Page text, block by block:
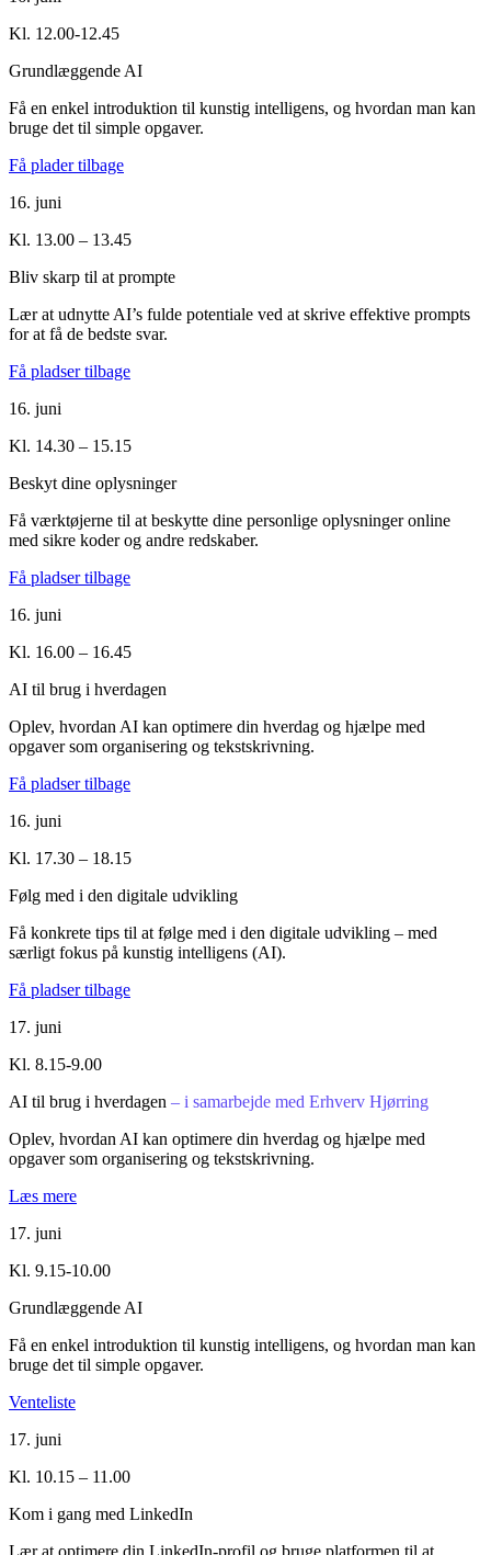
Kl. 12.00-12.45
Grundlæggende AI
Få en enkel introduktion til kunstig intelligens, og hvordan man kan
bruge det til simple opgaver.
Få plader tilbage
16. juni
Kl. 13.00 – 13.45
Bliv skarp til at prompte
Lær at udnytte AI’s fulde potentiale ved at skrive effektive prompts
for at få de bedste svar.
Få pladser tilbage
16. juni
Kl. 14.30 – 15.15
Beskyt dine oplysninger
Få værktøjerne til at beskytte dine personlige oplysninger online
med sikre koder og andre redskaber.
Få pladser tilbage
16. juni
Kl. 16.00 – 16.45
AI til brug i hverdagen
Oplev, hvordan AI kan optimere din hverdag og hjælpe med
opgaver som organisering og tekstskrivning.
Få pladser tilbage
16. juni
Kl. 17.30 – 18.15
Følg med i den digitale udvikling
Få konkrete tips til at følge med i den digitale udvikling – med
særligt fokus på kunstig intelligens (AI).
Få pladser tilbage
17. juni
Kl. 8.15-9.00
AI til brug i hverdagen – i samarbejde med Erhverv Hjørring
Oplev, hvordan AI kan optimere din hverdag og hjælpe med
opgaver som organisering og tekstskrivning.
Læs mere
17. juni
Kl. 9.15-10.00
Grundlæggende AI
Få en enkel introduktion til kunstig intelligens, og hvordan man kan
bruge det til simple opgaver.
Venteliste
17. juni
Kl. 10.15 – 11.00
Kom i gang med LinkedIn
Lær at optimere din LinkedIn-profil og bruge platformen til at